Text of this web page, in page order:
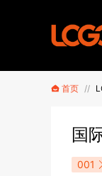
首页 //
国
001